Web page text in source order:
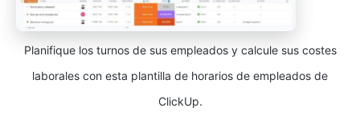
Planifique los turnos de sus empleados y calcule sus costes
laborales con esta plantilla de horarios de empleados de
ClickUp.